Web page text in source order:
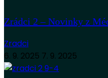
Zrádci 2 – Novinky z
Zradci
6. 9. 2025 7. 9. 2025